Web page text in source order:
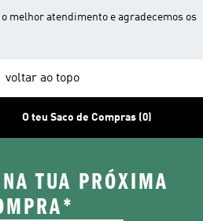
melhor atendimento e agradecemos os
voltar ao topo
O teu Saco de Compras (0)
TUA PRÓXIMA